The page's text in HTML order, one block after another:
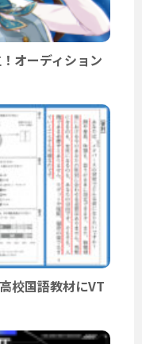
オーディション
校国語教材にVT